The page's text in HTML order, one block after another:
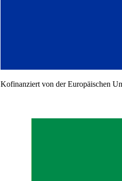
Kofinanziert von der Europäischen